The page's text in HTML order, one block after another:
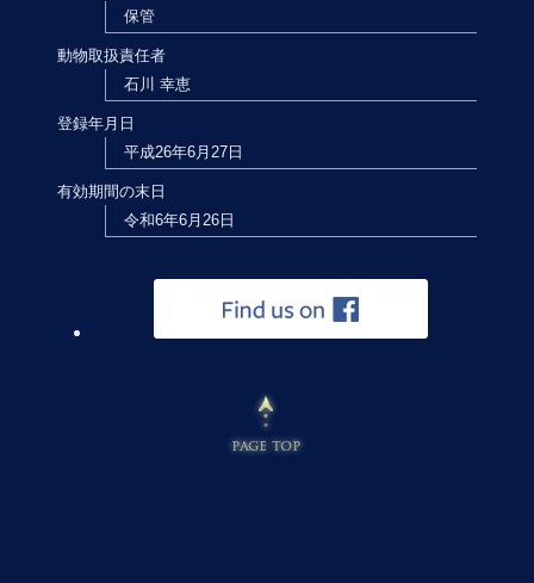
保管
動物取扱責任者
石川 幸恵
登録年月日
平成26年6月27日
有効期間の末日
令和6年6月26日